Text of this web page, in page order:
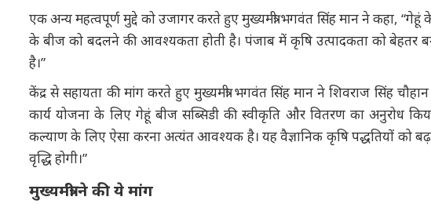
एक अन्य महत्वपूर्ण मुद्दे को उजागर करते हुए मुख्यमंत्री भगवंत सिंह मान ने कहा,
के बीज को बदलने की आवश्यकता होती है। पंजाब में कृषि उत्पादकता को
है।”
केंद्र से सहायता की मांग करते हुए मुख्यमंत्री भगवंत सिंह मान ने शिवराज सिंह
कार्य योजना के लिए गेहूं बीज सब्सिडी की स्वीकृति और वितरण का अनुरोध
कल्याण के लिए ऐसा करना अत्यंत आवश्यक है। यह वैज्ञानिक कृषि पद्धतियों को
वृद्धि होगी।”
मुख्यमंत्री ने की ये मांग